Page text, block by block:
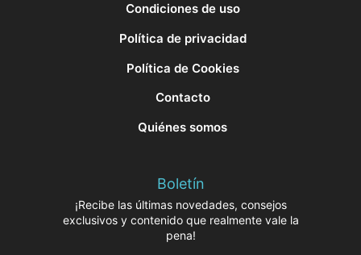
Condiciones de uso
Política de privacidad
Política de Cookies
Contacto
Quiénes somos
Boletín
¡Recibe las últimas novedades, consejos
exclusivos y contenido que realmente vale la
pena!